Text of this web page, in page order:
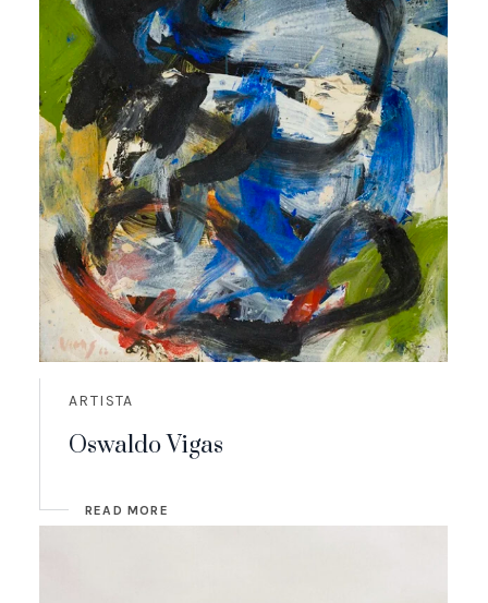
ARTISTA
Oswaldo Vigas
READ MORE